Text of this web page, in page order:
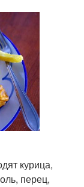
курица,
перец,